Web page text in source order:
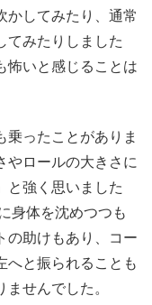
かしてみたり、通常
てみたりしました
怖いと感じることは
乗ったことがありま
やロールの大きさに
と強く思いました
身体を沈めつつも
の助けもあり、コー
へと振られることも
せんでした。